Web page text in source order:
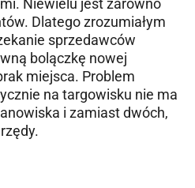
Dlatego zrozumiałym
sprzedawców
bolączkę nowej
miejsca. Problem
na targowisku nie ma
i zamiast dwóch,